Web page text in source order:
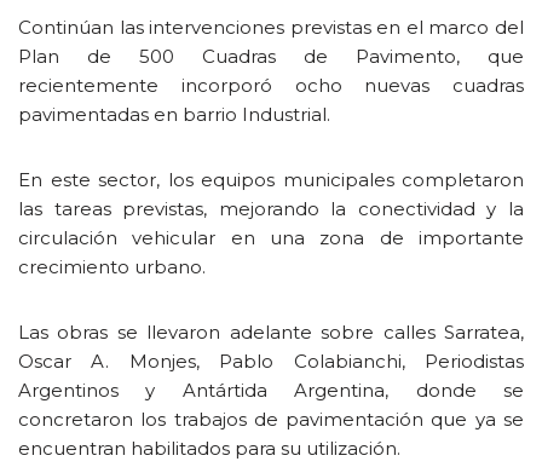
Continúan las intervenciones previstas en el marco del
Plan de 500 Cuadras de Pavimento, que
recientemente incorporó ocho nuevas cuadras
pavimentadas en barrio Industrial.
En este sector, los equipos municipales completaron
las tareas previstas, mejorando la conectividad y la
circulación vehicular en una zona de importante
crecimiento urbano.
Las obras se llevaron adelante sobre calles Sarratea,
Oscar A. Monjes, Pablo Colabianchi, Periodistas
Argentinos y Antártida Argentina, donde se
concretaron los trabajos de pavimentación que ya se
encuentran habilitados para su utilización.